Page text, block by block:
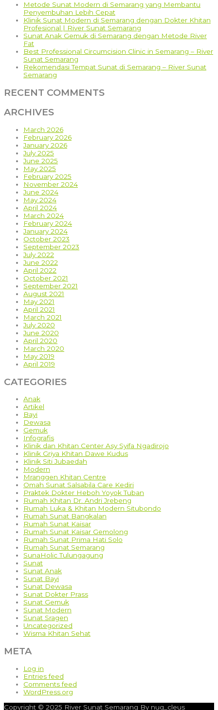
Metode Sunat Modern di Semarang yang Membantu
Penyembuhan Lebih Cepat
Klinik Sunat Modern di Semarang dengan Dokter Khitan
Profesional | River Sunat Semarang
Sunat Anak Gemuk di Semarang dengan Metode River
Fat
Best Professional Circumcision Clinic in Semarang – River
Sunat Semarang
Rekomendasi Tempat Sunat di Semarang – River Sunat
Semarang
RECENT COMMENTS
ARCHIVES
March 2026
February 2026
January 2026
July 2025
June 2025
May 2025
February 2025
November 2024
June 2024
May 2024
April 2024
March 2024
February 2024
January 2024
October 2023
September 2023
July 2022
June 2022
April 2022
October 2021
September 2021
August 2021
May 2021
April 2021
March 2021
July 2020
June 2020
April 2020
March 2020
May 2019
April 2019
CATEGORIES
Anak
Artikel
Bayi
Dewasa
Gemuk
Infografis
Klinik dan Khitan Center Asy Syifa Ngadirojo
Klinik Griya Khitan Dawe Kudus
Klinik Siti Jubaedah
Modern
Mranggen Khitan Centre
Omah Sunat Salsabila Care Kediri
Praktek Dokter Heboh Yoyok Tuban
Rumah Khitan Dr. Andri Jrebeng
Rumah Luka & Khitan Modern Situbondo
Rumah Sunat Bangkalan
Rumah Sunat Kaisar
Rumah Sunat Kaisar Gemolong
Rumah Sunat Prima Hati Solo
Rumah Sunat Semarang
SunaHolic Tulungagung
Sunat
Sunat Anak
Sunat Bayi
Sunat Dewasa
Sunat Dokter Prass
Sunat Gemuk
Sunat Modern
Sunat Sragen
Uncategorized
Wisma Khitan Sehat
META
Log in
Entries feed
Comments feed
WordPress.org
Copyright © 2025 River Sunat Semarang By nug_cleus